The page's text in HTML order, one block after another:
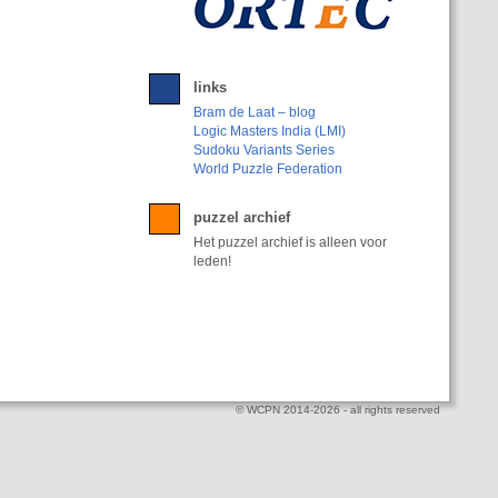
links
Bram de Laat – blog
Logic Masters India (LMI)
Sudoku Variants Series
World Puzzle Federation
puzzel archief
Het puzzel archief is alleen voor
leden!
© WCPN 2014-2026 - all rights reserved